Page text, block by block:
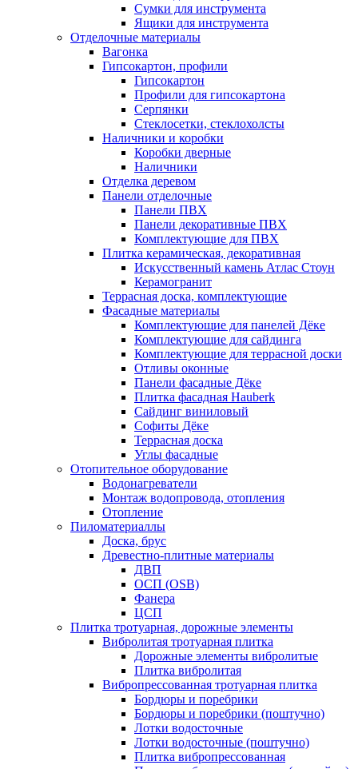
Сумки для инструмента
Ящики для инструмента
Отделочные материалы
Вагонка
Гипсокартон, профили
Гипсокартон
Профили для гипсокартона
Серпянки
Стеклосетки, стеклохолсты
Наличники и коробки
Коробки дверные
Наличники
Отделка деревом
Панели отделочные
Панели ПВХ
Панели декоративные ПВХ
Комплектующие для ПВХ
Плитка керамическая, декоративная
Искусственный камень Атлас Стоун
Керамогранит
Террасная доска, комплектующие
Фасадные материалы
Комплектующие для панелей Дёке
Комплектующие для сайдинга
Комплектующие для террасной доски
Отливы оконные
Панели фасадные Дёке
Плитка фасадная Hauberk
Сайдинг виниловый
Софиты Дёке
Террасная доска
Углы фасадные
Отопительное оборудование
Водонагреватели
Монтаж водопровода, отопления
Отопление
Пиломатериаллы
Доска, брус
Древестно-плитные материалы
ДВП
ОСП (OSB)
Фанера
ЦСП
Плитка тротуарная, дорожные элементы
Вибролитая тротуарная плитка
Дорожные элементы вибролитые
Плитка вибролитая
Вибропрессованная тротуарная плитка
Бордюры и поребрики
Бордюры и поребрики (поштучно)
Лотки водосточные
Лотки водосточные (поштучно)
Плитка вибропрессованная